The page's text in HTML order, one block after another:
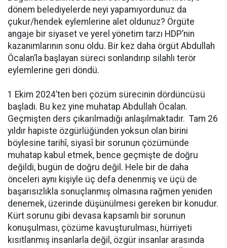
dönem belediyelerde neyi yapamıyordunuz da
çukur/hendek eylemlerine alet oldunuz? Örgüte
angaje bir siyaset ve yerel yönetim tarzı HDP’nin
kazanımlarının sonu oldu. Bir kez daha örgüt Abdullah
Öcalan’la başlayan süreci sonlandırıp silahlı terör
eylemlerine geri döndü.
1 Ekim 2024’ten beri çözüm sürecinin dördüncüsü
başladı. Bu kez yine muhatap Abdullah Öcalan.
Geçmişten ders çıkarılmadığı anlaşılmaktadır. Tam 26
yıldır hapiste özgürlüğünden yoksun olan birini
böylesine tarihî, siyasî bir sorunun çözümünde
muhatap kabul etmek, bence geçmişte de doğru
değildi, bugün de doğru değil. Hele bir de daha
önceleri aynı kişiyle üç defa denenmiş ve üçü de
başarısızlıkla sonuçlanmış olmasına rağmen yeniden
denemek, üzerinde düşünülmesi gereken bir konudur.
Kürt sorunu gibi devasa kapsamlı bir sorunun
konuşulması, çözüme kavuşturulması, hürriyeti
kısıtlanmış insanlarla değil, özgür insanlar arasında